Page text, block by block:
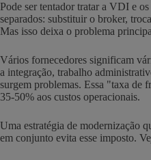
Pode ser tentador tratar a VDI e
separados: substituir o broker,
Mas isso deixa o problema
Vários fornecedores significam
a integração, trabalho
surgem problemas. Essa "taxa de
35-50% aos custos operacionais.
Uma estratégia de modernização
em conjunto evita esse imposto.